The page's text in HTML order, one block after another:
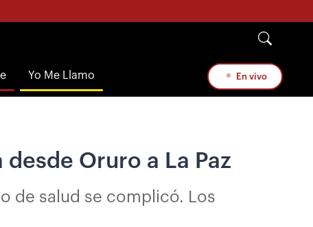
Yo Me Llamo En vivo
Oruro a La Paz
de salud se complicó. Los